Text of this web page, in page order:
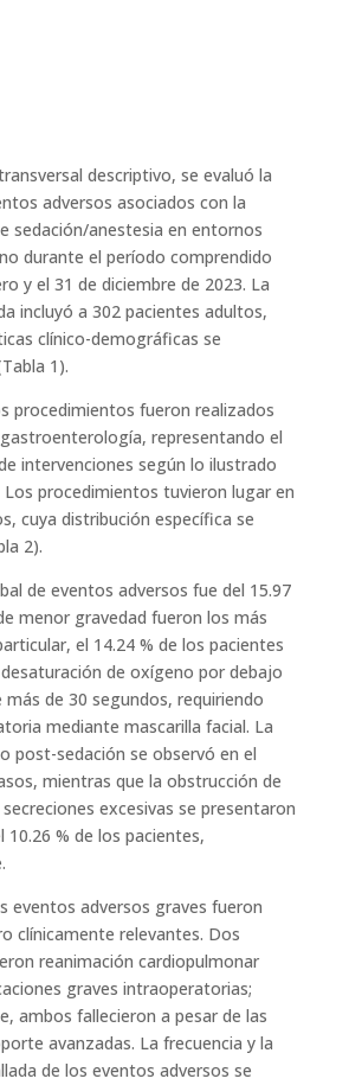
descriptivo, se evaluó la
adversos asociados con la
sedación/anestesia en entornos
durante el período comprendido
y el 31 de diciembre de 2023. La
incluyó a 302 pacientes adultos,
clínico-demográficas se
1).
procedimientos fueron realizados
representando el
intervenciones según lo ilustrado
Los procedimientos tuvieron lugar en
cuya distribución específica se
2).
de eventos adversos fue del 15.97
menor gravedad fueron los más
el 14.24 % de los pacientes
de oxígeno por debajo
más de 30 segundos, requiriendo
mediante mascarilla facial. La
post-sedación se observó en el
mientras que la obstrucción de
excesivas se presentaron
10.26 % de los pacientes,
eventos adversos graves fueron
clínicamente relevantes. Dos
reanimación cardiopulmonar
graves intraoperatorias;
ambos fallecieron a pesar de las
avanzadas. La frecuencia y la
de los eventos adversos se